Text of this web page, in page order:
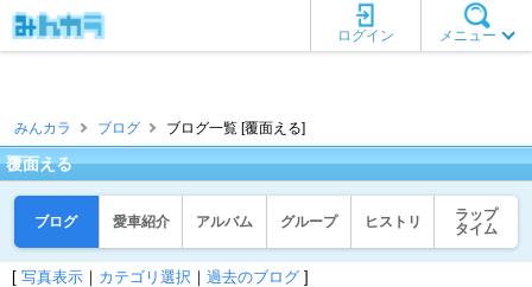
メニュー
ログイン
みんカラ ブログ ブログ一覧 [覆面える]
覆面える
ブログ 愛車紹介 アルバム グループ ヒストリ
ラップ
タイム
[ 写真表示 ｜ カテゴリ選択 ｜ 過去のブログ ]